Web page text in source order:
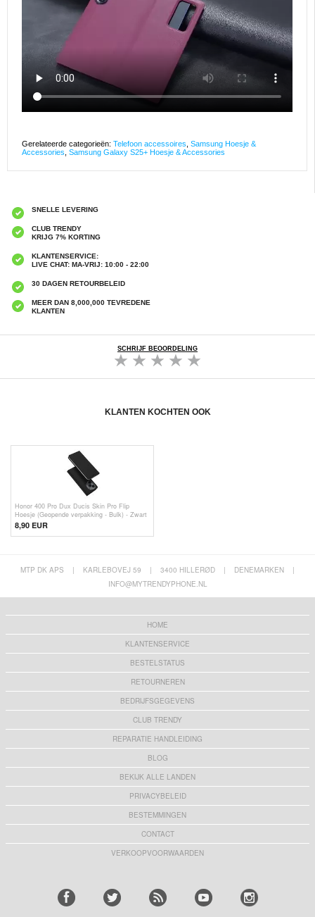
Gerelateerde categorieën: Telefoon accessoires Samsung Hoesje &
Accessories Samsung Galaxy S25+ Hoesje & Accessories
SNELLE LEVERING
CLUB TRENDY
KRIJG 7% KORTING
KLANTENSERVICE:
LIVE CHAT: MA-VRIJ: 10:00 - 22:00
30 DAGEN RETOURBELEID
MEER DAN 8,000,000 TEVREDENE
KLANTEN
SCHRIJF BEOORDELING
KLANTEN KOCHTEN OOK
Honor 400 Pro Dux Ducis Skin Pro Flip
Hoesje (Geopende verpakking - Bulk) - Zwart
8,90 EUR
MTP DK APS | KARLEBOVEJ 59 | 3400 HILLERØD | DENEMARKEN
|
INFO@MYTRENDYPHONE.NL
HOME
KLANTENSERVICE
BESTELSTATUS
RETOURNEREN
BEDRIJFSGEGEVENS
CLUB TRENDY
REPARATIE HANDLEIDING
BLOG
BEKIJK ALLE LANDEN
PRIVACYBELEID
BESTEMMINGEN
CONTACT
VERKOOPVOORWAARDEN